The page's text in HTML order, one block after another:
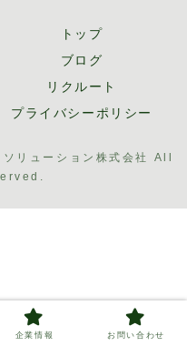
トップ
ブログ
リクルート
プライバシーポリシー
ューション株式会社 All
企業情報 お問い合わせ